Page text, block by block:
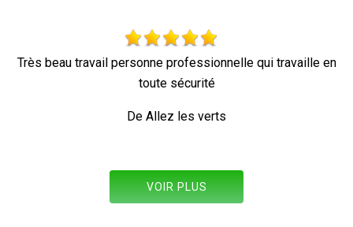
en Parfait !
VOIR PLUS